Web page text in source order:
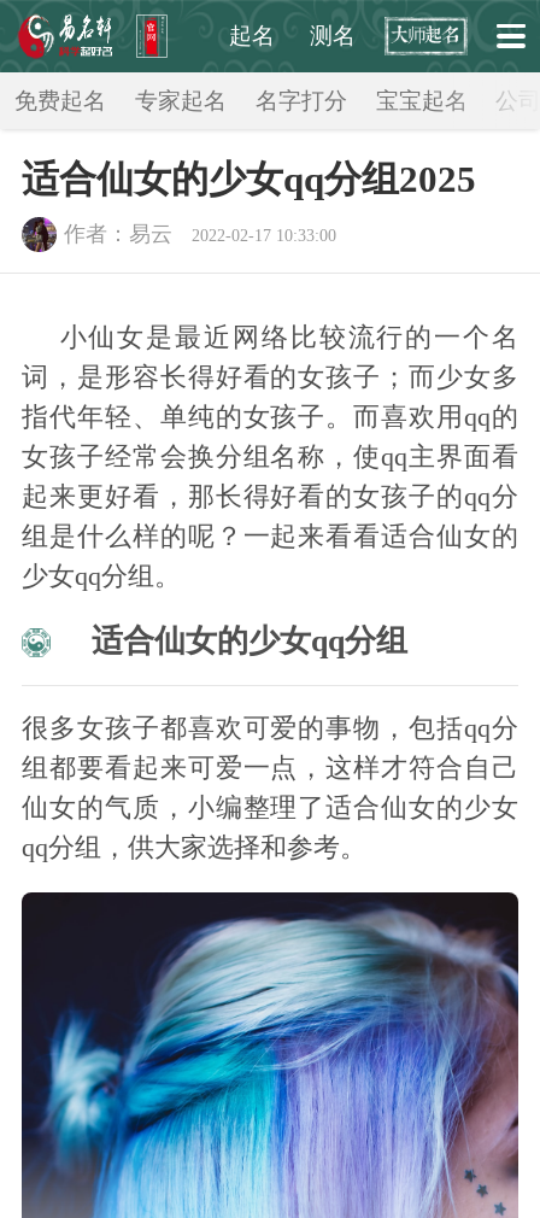
起名 测名
起点起名网 > 周公解梦 >
免费起名 专家起名 名字打分 宝宝起名 公
适合仙女的少女qq分组2025
作者：易云 2022-02-17 10:33:00
小仙女是最近网络比较流行的一个名
词，是形容长得好看的女孩子；而少女多
指代年轻、单纯的女孩子。而喜欢用qq的
女孩子经常会换分组名称，使qq主界面看
起来更好看，那长得好看的女孩子的qq分
组是什么样的呢？一起来看看适合仙女的
少女qq分组。
适合仙女的少女qq分组
很多女孩子都喜欢可爱的事物，包括qq分
组都要看起来可爱一点，这样才符合自己
仙女的气质，小编整理了适合仙女的少女
qq分组，供大家选择和参考。